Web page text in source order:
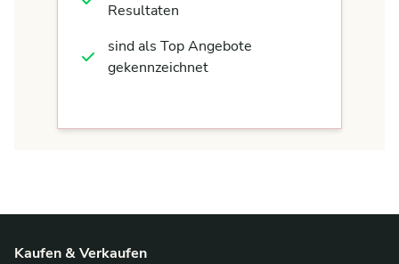
Resultaten
sind als Top Angebote
gekennzeichnet
Kaufen & Verkaufen